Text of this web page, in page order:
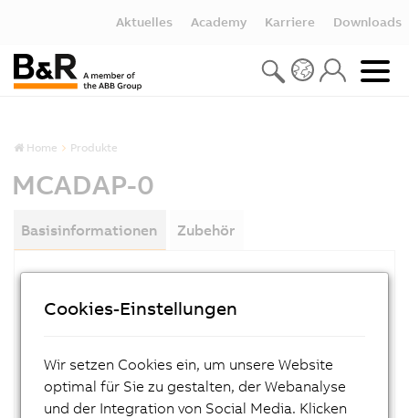
Aktuelles Academy Karriere Downloads
Home Produkte
MCADAP-0
Basisinformationen Zubehör
MCADAP-0
MINI PRUEFADAPTER f.8BIT MODULE
Cookies-Einstellungen
Wir setzen Cookies ein, um unsere Website
optimal für Sie zu gestalten, der Webanalyse
und der Integration von Social Media. Klicken